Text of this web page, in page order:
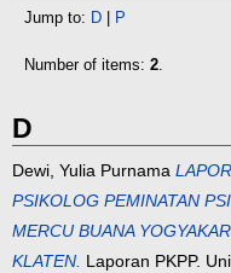
Jump to: D P
Number of items: 2.
D
Dewi, Yulia Purnama
PSIKOLOG PEMINATAN
MERCU BUANA
KLATEN. Laporan PKPP.